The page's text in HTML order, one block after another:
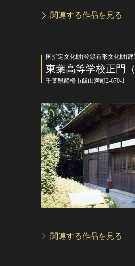
関連する作品を見る
国指定文化財(登録有形文化財(建
東葉高等学校正門
千葉県船橋市飯山満町2-670-1
関連する作品を見る